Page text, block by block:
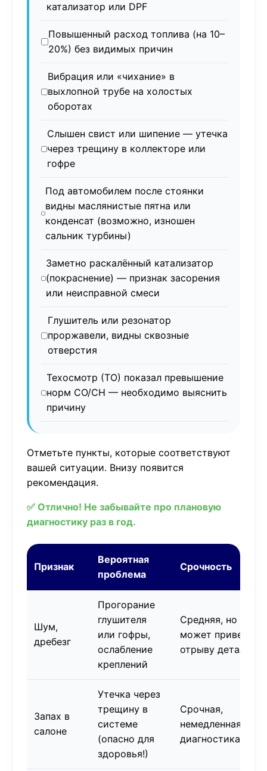
катализатор или DPF
Повышенный расход топлива (на 10–
20%) без видимых причин
Вибрация или «чихание» в
выхлопной трубе на холостых
оборотах
Слышен свист или шипение — утечка
через трещину в коллекторе или
гофре
Под автомобилем после стоянки
видны маслянистые пятна или
конденсат (возможно, изношен
сальник турбины)
Заметно раскалённый катализатор
(покраснение) — признак засорения
или неисправной смеси
Глушитель или резонатор
проржавели, видны сквозные
отверстия
Техосмотр (ТО) показал превышение
норм CO/CH — необходимо выяснить
причину
Отметьте пункты, которые соответствуют
вашей ситуации. Внизу появится
рекомендация.
✅ Отлично! Не забывайте про плановую
диагностику раз в год.
Признак
Вероятная
проблема
Срочность
Шум,
дребезг
Прогорание
глушителя
или гофры,
ослабление
креплений
Средняя, но
может привести к
отрыву деталей
Запах в
салоне
Утечка через
трещину в
системе
(опасно для
здоровья!)
Срочная,
немедленная
диагностика